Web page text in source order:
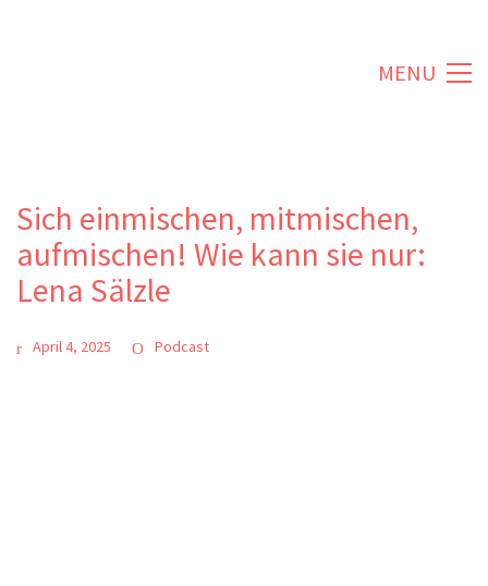
MENU
Sich einmischen, mitmischen,
aufmischen! Wie kann sie nur:
Lena Sälzle
April 4, 2025 Podcast